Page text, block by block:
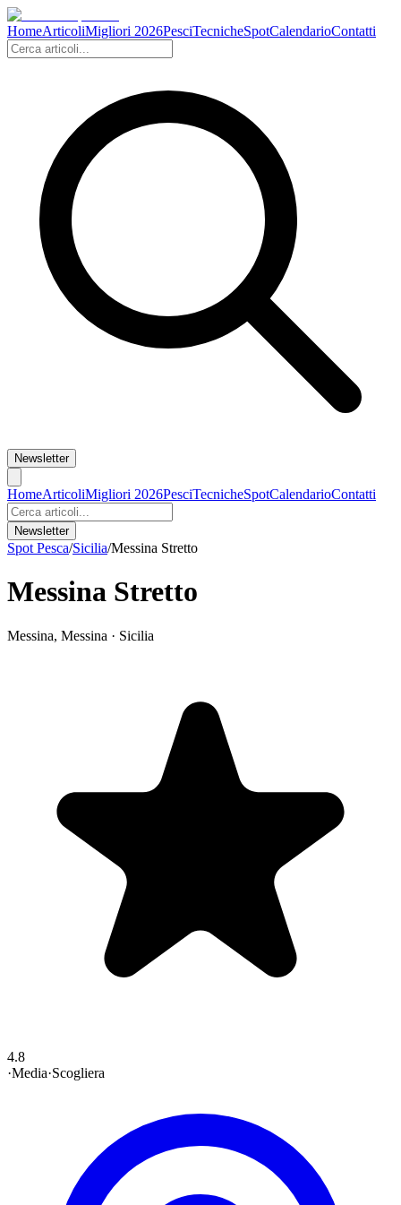
HomeArticoliMigliori 2026PesciTecnicheSpotCalendarioContatti
Newsletter
HomeArticoliMigliori 2026PesciTecnicheSpotCalendarioContatti
Newsletter
Spot Pesca/Sicilia/Messina Stretto
Messina Stretto
Messina, Messina · Sicilia
4.8
·Media·Scogliera